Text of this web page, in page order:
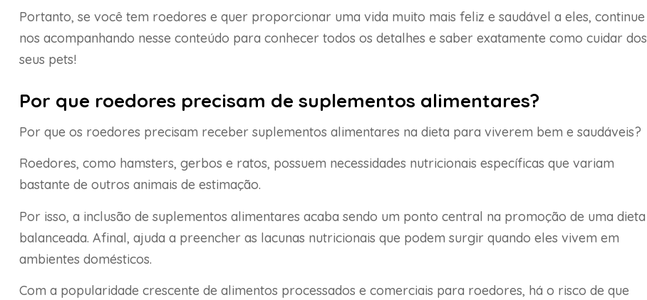
Portanto, se você tem roedores e quer proporcionar uma vida muito mais feliz e saudável a eles, continue
nos acompanhando nesse conteúdo para conhecer todos os detalhes e saber exatamente como cuidar dos
seus pets!
Por que roedores precisam de suplementos alimentares?
Por que os roedores precisam receber suplementos alimentares na dieta para viverem bem e saudáveis?
Roedores, como hamsters, gerbos e ratos, possuem necessidades nutricionais específicas que variam
bastante de outros animais de estimação.
Por isso, a inclusão de suplementos alimentares acaba sendo um ponto central na promoção de uma dieta
balanceada. Afinal, ajuda a preencher as lacunas nutricionais que podem surgir quando eles vivem em
ambientes domésticos.
Com a popularidade crescente de alimentos processados e comerciais para roedores, há o risco de que